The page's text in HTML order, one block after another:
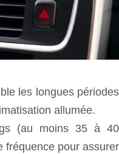
les longues périodes
allumée.
(au moins 35 à 40
fréquence pour assurer